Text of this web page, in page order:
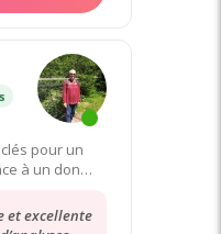
pour un
à un don
et excellente